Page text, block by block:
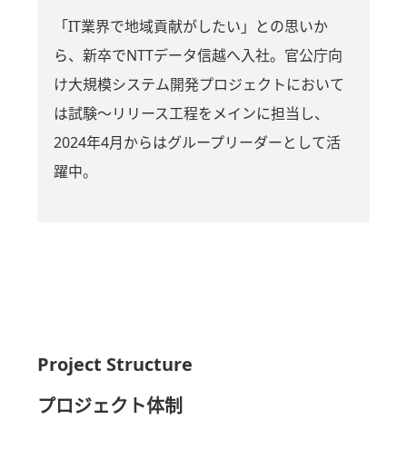
「IT業界で地域貢献がしたい」との思いか
ら、新卒でNTTデータ信越へ入社。官公庁向
け大規模システム開発プロジェクトにおいて
は試験～リリース工程をメインに担当し、
2024年4月からはグループリーダーとして活
躍中。
Project Structure
プロジェクト体制